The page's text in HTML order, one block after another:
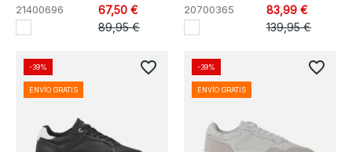
21400696
67,50 €
89,95 €
20700365
83,99 €
139,95 €
-39%
ENVÍO GRATIS
favorite_border -39%
ENVÍO GRATIS
favorite_border